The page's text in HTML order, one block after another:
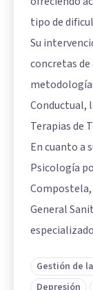
tipo de
Su
concretas
Conductual,
Terapias de
En cuanto a
Psicología
Compostela,
General
Gestión de